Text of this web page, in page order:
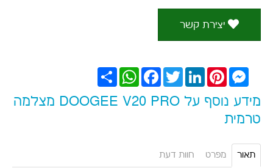
יצירת קשר
שתף
WhatsAppFacebook TwitterLinkedInPinterest
Messenger
מידע נוסף על DOOGEE V20 PRO מצלמה
טרמית
תאור מפרט חוות דעת